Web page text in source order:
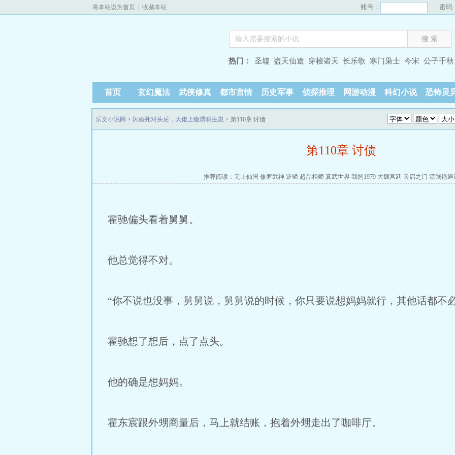
将本站设为首页 收藏本站 账号： 密码
热门： 圣墟 盗天仙途 穿梭诸天 长乐歌 寒门枭士 今宋 公子千秋
首页 玄幻魔法 武侠修真 都市言情 历史军事 侦探推理 网游动漫 科幻小说 恐怖灵
乐文小说网 > 闪婚死对头后，大佬上瘾诱哄生崽 > 第110章 讨债
第110章 讨债
推荐阅读： 无上仙国 修罗武神 逆鳞 超品相师 真武世界 我的1979 大魏宫廷 天启之门 流氓艳遇
霍驰偏头看着舅舅。
他总觉得不对。
“你不说也没事，舅舅说，舅舅说的时候，你只要说想妈妈就行，其他话都不
霍驰想了想后，点了点头。
他的确是想妈妈。
霍东宸跟外甥商量后，马上就结账，抱着外甥走出了咖啡厅。